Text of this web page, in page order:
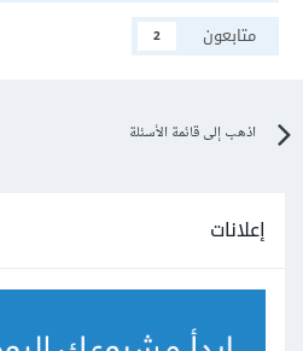
متابعون
2
اذهب إلى قائمة الأسئلة
إعلانات